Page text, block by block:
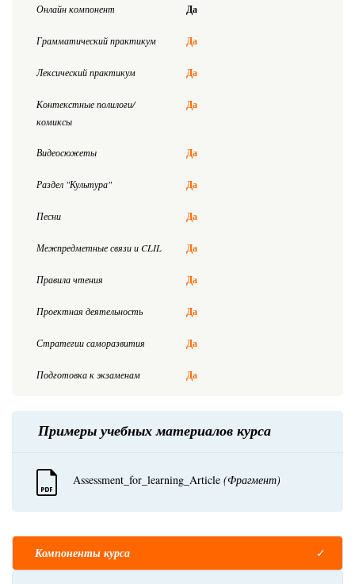
Онлайн компонент Да
Грамматический практикум Да
Лексический практикум Да
Контекстные полилоги/
комиксы
Да
Видеосюжеты Да
Раздел "Культура" Да
Песни Да
Межпредметные связи и CLIL Да
Правила чтения Да
Проектная деятельность Да
Стратегии саморазвития Да
Подготовка к экзаменам Да
Примеры учебных материалов курса
Assessment_for_learning_Article (Фрагмент)
Компоненты курса